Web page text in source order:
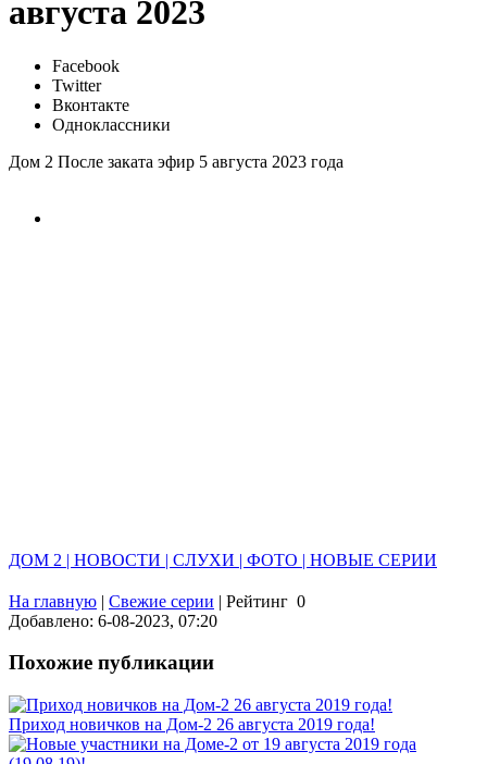
августа 2023
Facebook
Twitter
Вконтакте
Одноклассники
Дом 2 После заката эфир 5 августа 2023 года
ДОМ 2 | НОВОСТИ | СЛУХИ | ФОТО | НОВЫЕ СЕРИИ
На главную | Свежие серии | Рейтинг 0
Добавлено: 6-08-2023, 07:20
Похожие публикации
Приход новичков на Дом-2 26 августа 2019 года!